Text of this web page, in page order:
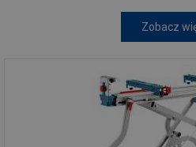
Zobacz